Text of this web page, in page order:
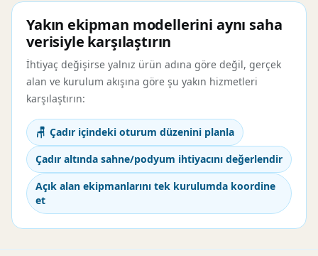
Yakın ekipman modellerini aynı saha
verisiyle karşılaştırın
İhtiyaç değişirse yalnız ürün adına göre değil, gerçek
alan ve kurulum akışına göre şu yakın hizmetleri
karşılaştırın:
Çadır içindeki oturum düzenini planla
Çadır altında sahne/podyum ihtiyacını değerlendir
Açık alan ekipmanlarını tek kurulumda koordine
et